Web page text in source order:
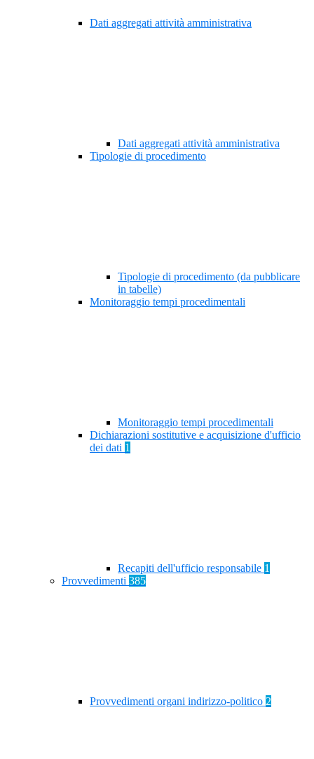
Dati aggregati attività amministrativa
Dati aggregati attività amministrativa
Tipologie di procedimento
Tipologie di procedimento (da pubblicare
in tabelle)
Monitoraggio tempi procedimentali
Monitoraggio tempi procedimentali
Dichiarazioni sostitutive e acquisizione d'ufficio
dei dati 1
Recapiti dell'ufficio responsabile 1
Provvedimenti 385
Provvedimenti organi indirizzo-politico 2